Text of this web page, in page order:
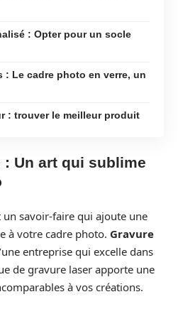
: Opter pour un socle
: Le cadre photo en verre, un
: trouver le meilleur produit
: Un art qui sublime
un savoir-faire qui ajoute une
à votre cadre photo. Gravure
entreprise qui excelle dans
de gravure laser apporte une
à vos créations.